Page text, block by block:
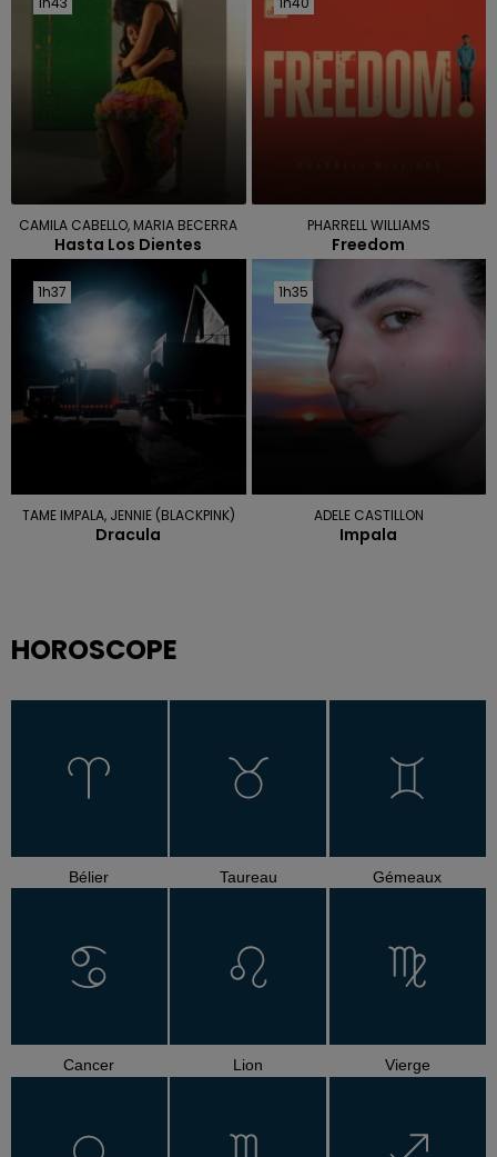
CAMILA CABELLO, MARIA BECERRA
Hasta Los Dientes
PHARRELL WILLIAMS
Freedom
1h37
1h37
TAME IMPALA, JENNIE (BLACKPINK)
Dracula
1h35
1h35
ADELE CASTILLON
Impala
HOROSCOPE
Bélier Taureau Gémeaux
Cancer Lion Vierge